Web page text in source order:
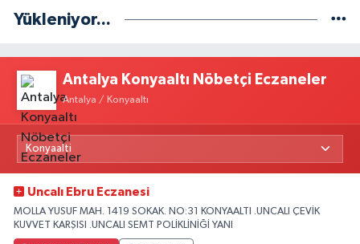
Yükleniyor...
Antalya Konyaaltı Nöbetçi Eczaneler
Antalya / Konyaaltı
Uncalı Ebru Eczanesi
MOLLA YUSUF MAH. 1419 SOKAK. NO:31 KONYAALTI .UNCALI ÇEVİK
KUVVET KARŞISI .UNCALI SEMT POLİKLİNİĞİ YANI